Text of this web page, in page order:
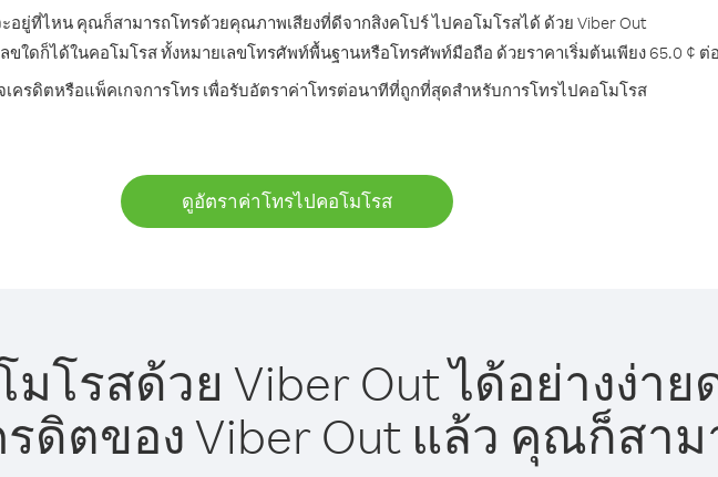
อยู่ที่ไหน คุณก็สามารถโทรด้วยคุณภาพเสียงที่ดีจากสิงคโปร์ ไปคอโมโรสได้ ด้วย Viber Out
ขใดก็ได้ในคอโมโรส ทั้งหมายเลขโทรศัพท์พื้นฐานหรือโทรศัพท์มือถือ ด้วยราคาเริ่มต้นเพียง 65.0 ¢ ต่
เครดิตหรือแพ็คเกจการโทร เพื่อรับอัตราค่าโทรต่อนาทีที่ถูกที่สุดสำหรับการโทรไปคอโมโรส
ดูอัตราค่าโทรไปคอโมโรส
โรสด้วย Viber Out ได้อย่างง่าย
ดิตของ Viber Out แล้ว คุณก็สาม